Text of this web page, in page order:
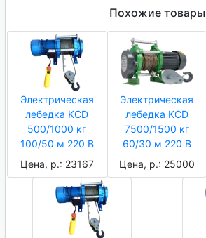
Похожие товары
Электрическая
лебедка KCD
500/1000 кг
100/50 м 220 В
Цена, р.: 23167
Электрическая
лебедка KCD
7500/1500 кг
60/30 м 220 В
Цена, р.: 25000